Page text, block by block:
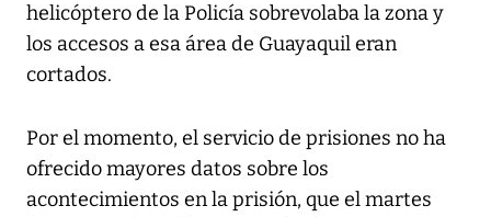
helicóptero de la Policía sobrevolaba la zona y
los accesos a esa área de Guayaquil eran
cortados.
Por el momento, el servicio de prisiones no ha
ofrecido mayores datos sobre los
acontecimientos en la prisión, que el martes